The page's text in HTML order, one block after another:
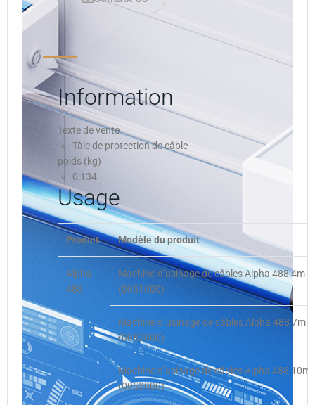
Information
Texte de vente
Tàle de protection de câble
poids (kg)
0,134
Usage
Produit Modèle du produit
Alpha
488
Machine d’usinage de câbles Alpha 488 4m
(0051000)
Machine d`usinage de câbles Alpha 488 7m
(0052000)
Machine d’usinage de câbles Alpha 488 10m
(0053000)